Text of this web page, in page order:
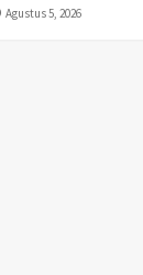
Agustus 5, 2026